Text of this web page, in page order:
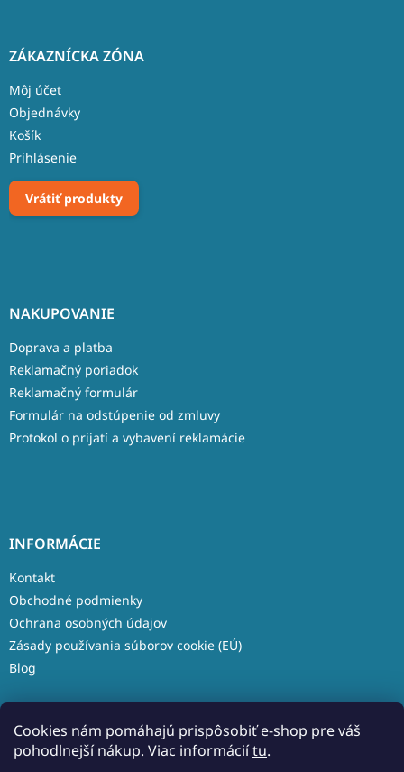
Cookies nám pomáhajú prispôsobiť e-shop pre váš
pohodlnejší nákup. Viac informáciítu.
ZÁKAZNÍCKA ZÓNA
Môj účet
Objednávky
Košík
Prihlásenie
Vrátiť produkty
NAKUPOVANIE
Doprava a platba
Reklamačný poriadok
Reklamačný formulár
Formulár na odstúpenie od zmluvy
Protokol o prijatí a vybavení reklamácie
INFORMÁCIE
Kontakt
Obchodné podmienky
Ochrana osobných údajov
Zásady používania súborov cookie (EÚ)
Blog